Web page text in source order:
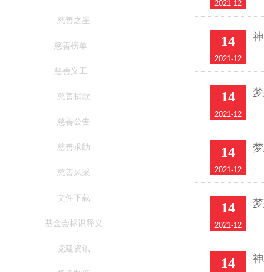
慈善之星
慈善榜单
慈善义工
慈善捐款
慈善公告
慈善求助
慈善风采
文件下载
基金会标识释义
党建资讯
2021-12
14
2021-12
14
2021-12
14
2021-12
14
2021-12
14